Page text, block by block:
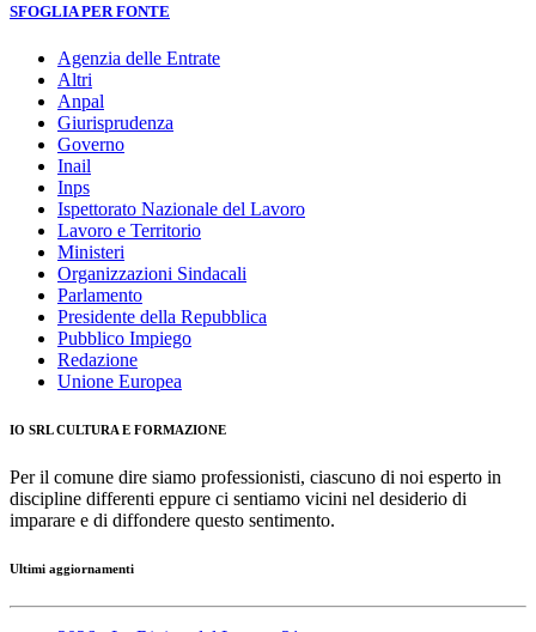
SFOGLIA PER FONTE
Agenzia delle Entrate
Altri
Anpal
Giurisprudenza
Governo
Inail
Inps
Ispettorato Nazionale del Lavoro
Lavoro e Territorio
Ministeri
Organizzazioni Sindacali
Parlamento
Presidente della Repubblica
Pubblico Impiego
Redazione
Unione Europea
IO SRL CULTURA E FORMAZIONE
Per il comune dire siamo professionisti, ciascuno di noi esperto in
discipline differenti eppure ci sentiamo vicini nel desiderio di
imparare e di diffondere questo sentimento.
Ultimi aggiornamenti